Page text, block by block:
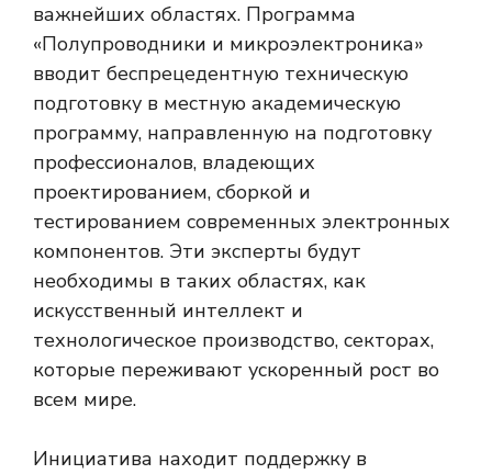
важнейших областях. Программа
«Полупроводники и микроэлектроника»
вводит беспрецедентную техническую
подготовку в местную академическую
программу, направленную на подготовку
профессионалов, владеющих
проектированием, сборкой и
тестированием современных электронных
компонентов. Эти эксперты будут
необходимы в таких областях, как
искусственный интеллект и
технологическое производство, секторах,
которые переживают ускоренный рост во
всем мире.
Инициатива находит поддержку в